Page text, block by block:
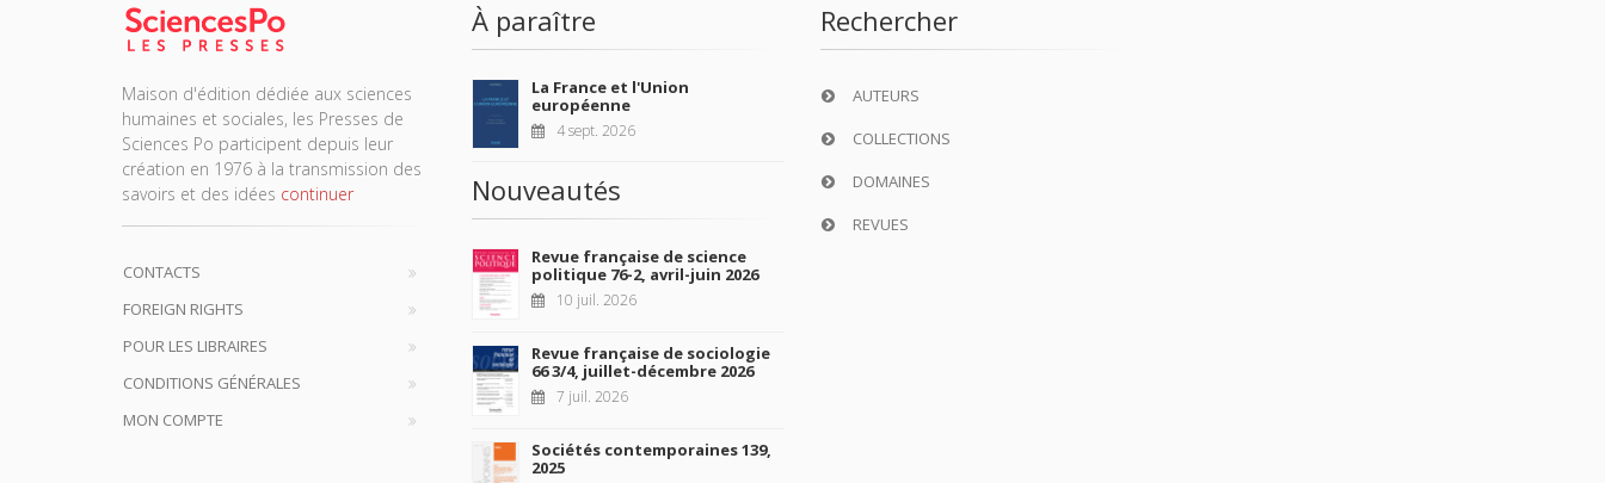
Maison d'édition dédiée aux sciences
humaines et sociales, les Presses de
Sciences Po participent depuis leur
création en 1976 à la transmission des
savoirs et des idées continuer
CONTACTS
FOREIGN RIGHTS
POUR LES LIBRAIRES
CONDITIONS GÉNÉRALES
MON COMPTE
À paraître
La France et l'Union
européenne
4 sept. 2026
Nouveautés
Revue française de science
politique 76-2, avril-juin 2026
10 juil. 2026
Revue française de sociologie
66 3/4, juillet-décembre 2026
7 juil. 2026
Sociétés contemporaines 139,
2025
Rechercher
AUTEURS
COLLECTIONS
DOMAINES
REVUES